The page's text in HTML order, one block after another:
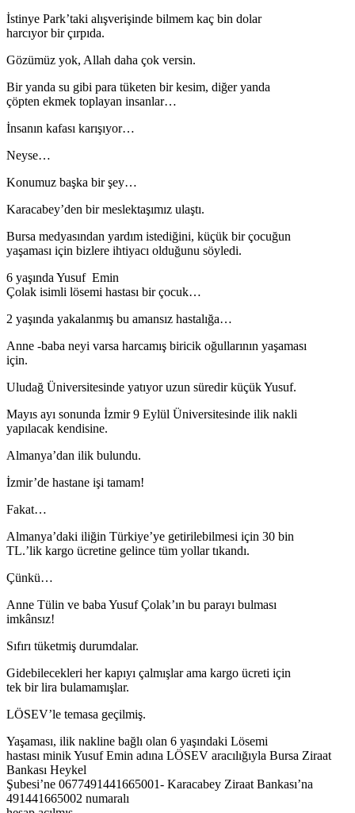
İstinye Park’taki alışverişinde bilmem kaç bin dolar
harcıyor bir çırpıda.
Gözümüz yok, Allah daha çok versin.
Bir yanda su gibi para tüketen bir kesim, diğer yanda
çöpten ekmek toplayan insanlar…
İnsanın kafası karışıyor…
Neyse…
Konumuz başka bir şey…
Karacabey’den bir meslektaşımız ulaştı.
Bursa medyasından yardım istediğini, küçük bir çocuğun
yaşaması için bizlere ihtiyacı olduğunu söyledi.
6 yaşında Yusuf Emin
Çolak isimli lösemi hastası bir çocuk…
2 yaşında yakalanmış bu amansız hastalığa…
Anne -baba neyi varsa harcamış biricik oğullarının yaşaması
için.
Uludağ Üniversitesinde yatıyor uzun süredir küçük Yusuf.
Mayıs ayı sonunda İzmir 9 Eylül Üniversitesinde ilik nakli
yapılacak kendisine.
Almanya’dan ilik bulundu.
İzmir’de hastane işi tamam!
Fakat…
Almanya’daki iliğin Türkiye’ye getirilebilmesi için 30 bin
TL.’lik kargo ücretine gelince tüm yollar tıkandı.
Çünkü…
Anne Tülin ve baba Yusuf Çolak’ın bu parayı bulması
imkânsız!
Sıfırı tüketmiş durumdalar.
Gidebilecekleri her kapıyı çalmışlar ama kargo ücreti için
tek bir lira bulamamışlar.
LÖSEV’le temasa geçilmiş.
Yaşaması, ilik nakline bağlı olan 6 yaşındaki Lösemi
hastası minik Yusuf Emin adına LÖSEV aracılığıyla Bursa Ziraat
Bankası Heykel
Şubesi’ne 0677491441665001- Karacabey Ziraat Bankası’na
491441665002 numaralı